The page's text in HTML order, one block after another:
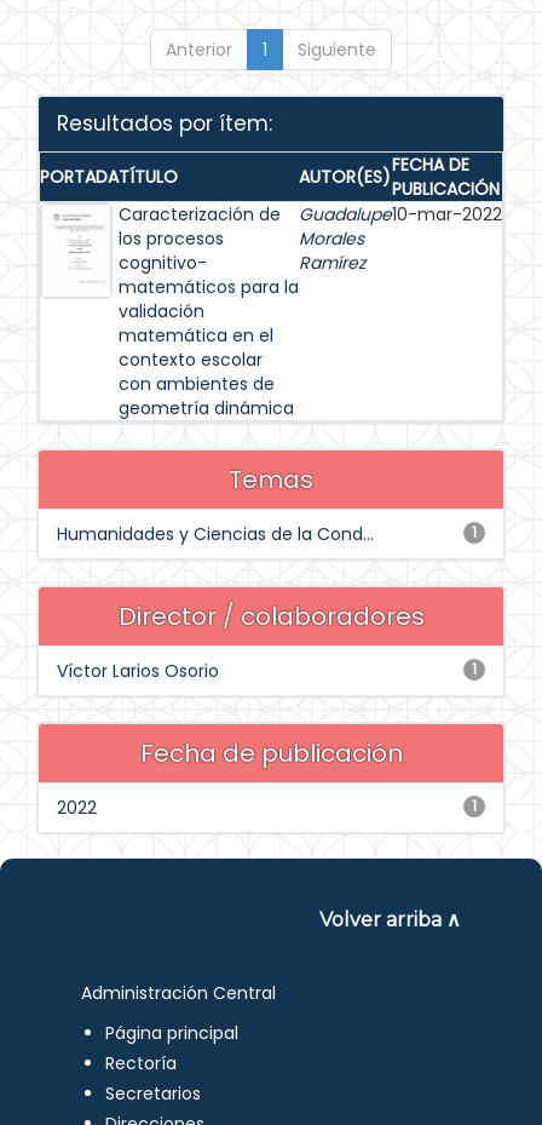
Anterior 1 Siguiente
Resultados por ítem:
PORTADATÍTULO AUTOR(ES)FECHA DE
PUBLICACIÓN
Caracterización de
los procesos
cognitivo-
matemáticos para la
validación
matemática en el
contexto escolar
con ambientes de
geometría dinámica
Guadalupe
Morales
Ramírez
10-mar-2022
Temas
1
Humanidades y Ciencias de la Cond...
Director / colaboradores
1
Víctor Larios Osorio
Fecha de publicación
1
2022
Volver arriba ∧
Administración Central
Página principal
Rectoría
Secretarios